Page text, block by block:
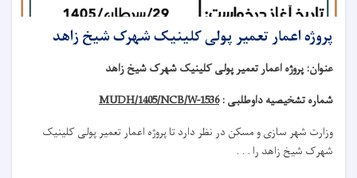
پروژه اعمار تعمیر پولی کلینیک شهرک شیخ زاهد
عنوان: پروژه اعمار تعمیر پولی کلینیک شهرک شیخ زاهد
شماره تشخیصیه داوطلبی :MUDH/1405/NCB/W-1536
وزارت شهر سازی و مسکن در نظر دارد تاپروژه اعمار تعمیرپولی کلینیک
شهرک شیخ زاهد را . . .